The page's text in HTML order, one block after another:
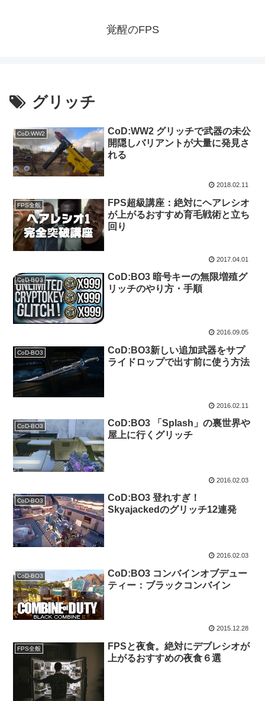
覚醒のFPS
グリッチ
CoD:WW2
CoD:WW2 グリッチで武器の未公
開隠しバリアントが大量に発見さ
れる
2018.02.11
FPS全般
FPS超級講座：絶対にヘアレシオ
が上がるおすすめ育毛戦術と立ち
回り
2017.04.01
CoD-BO3
CoD:BO3 暗号キーの無限増殖グ
リッチのやり方・手順
2016.09.05
CoD-BO3
CoD:BO3新しい追加武器をサプ
ライドロップで出す前に使う方法
2016.02.11
CoD-BO3
CoD:BO3 「Splash」の裏世界や
屋上に行くグリッチ
2016.02.03
CoD-BO3
CoD:BO3 登れすぎ！
Skyajackedのグリッチ12連発
2016.02.03
CoD-BO3
CoD:BO3 コンバインオブデュー
ティー：ブラックコンバイン
2015.12.28
FPS全般
FPSと夜食。絶対にデブレシオが
上がるおすすめの夜食６選